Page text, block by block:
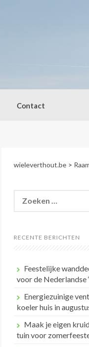
Contact
wieleverthout.be >
naar:
RECENTE BERICHTEN
Feestelijke
voor de Nederlandse
Energiezuinige
koeler huis in
Maak je eigen
tuin voor